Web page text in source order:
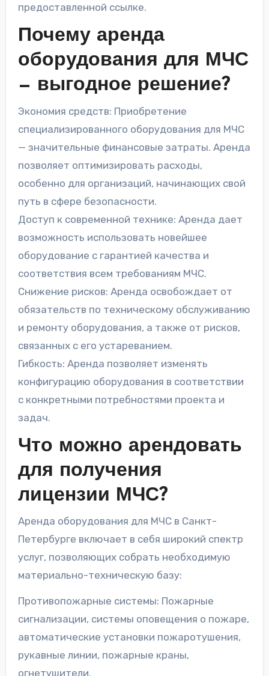
предоставленной ссылке.
Почему аренда
оборудования для МЧС
— выгодное решение?
Экономия средств: Приобретение
специализированного оборудования для МЧС
— значительные финансовые затраты. Аренда
позволяет оптимизировать расходы,
особенно для организаций, начинающих свой
путь в сфере безопасности.
Доступ к современной технике: Аренда дает
возможность использовать новейшее
оборудование с гарантией качества и
соответствия всем требованиям МЧС.
Снижение рисков: Аренда освобождает от
обязательств по техническому обслуживанию
и ремонту оборудования, а также от рисков,
связанных с его устареванием.
Гибкость: Аренда позволяет изменять
конфигурацию оборудования в соответствии
с конкретными потребностями проекта и
задач.
Что можно арендовать
для получения
лицензии МЧС?
Аренда оборудования для МЧС в Санкт-
Петербурге включает в себя широкий спектр
услуг, позволяющих собрать необходимую
материально-техническую базу:
Противопожарные системы: Пожарные
сигнализации, системы оповещения о пожаре,
автоматические установки пожаротушения,
рукавные линии, пожарные краны,
огнетушители.